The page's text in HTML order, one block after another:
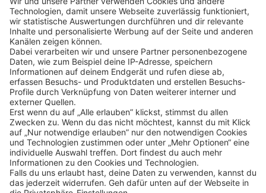
Klickehier, um alle offenen Jobs zu sehen.
Impressum Datenschutz
Privatsphäre-Einstellungen
FAQ
Veranstaltungen